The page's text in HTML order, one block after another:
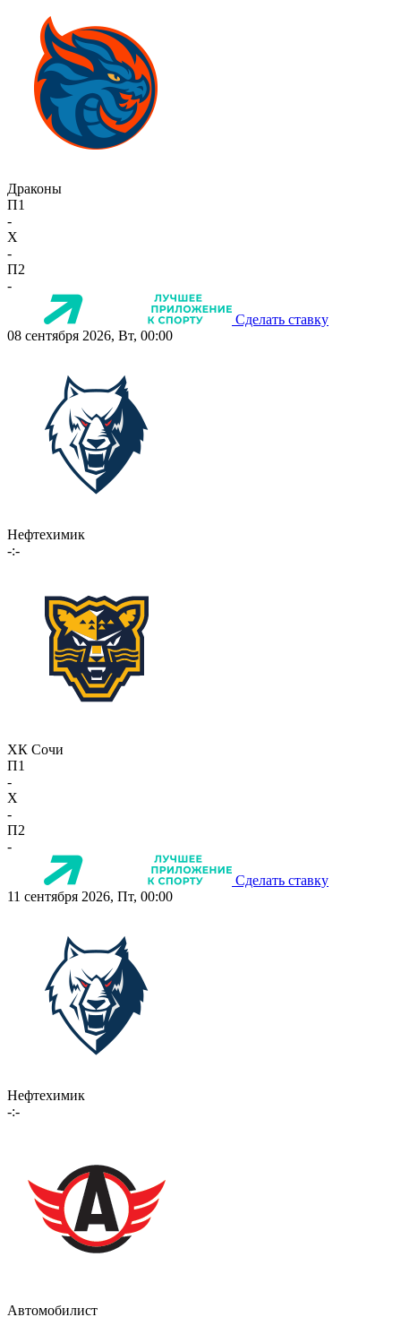
Драконы
П1
-
X
-
П2
-
Сделать ставку
08 сентября 2026, Вт, 00:00
Нефтехимик
-:-
ХК Сочи
П1
-
X
-
П2
-
Сделать ставку
11 сентября 2026, Пт, 00:00
Нефтехимик
-:-
Автомобилист